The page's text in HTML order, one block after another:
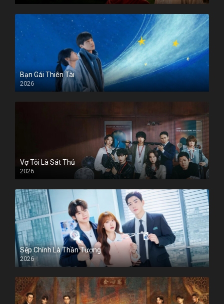
Bạn Gái Thiên Tài
2026
Vợ Tôi Là Sát Thủ
2026
Sếp Chính Là Thần Tượng
2026